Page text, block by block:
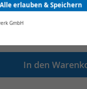
In den
Alle erlauben & Speichern
GmbH